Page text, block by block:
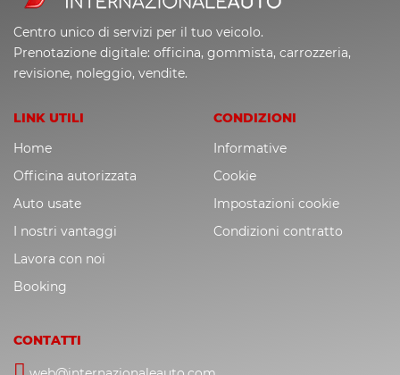
Centro unico di servizi per il tuo veicolo.
Prenotazione digitale: officina, gommista, carrozzeria,
revisione, noleggio, vendite.
LINK UTILI
Home
Officina autorizzata
Auto usate
I nostri vantaggi
Lavora con noi
Booking
CONDIZIONI
Informative
Cookie
Impostazioni cookie
Condizioni contratto
CONTATTI